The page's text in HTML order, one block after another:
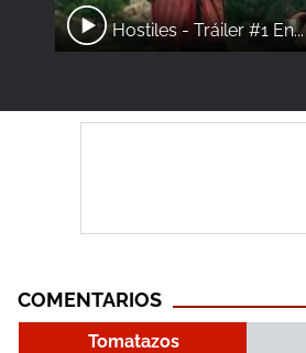
Hostiles - Tráiler #1 En...
COMENTARIOS
Tomatazos